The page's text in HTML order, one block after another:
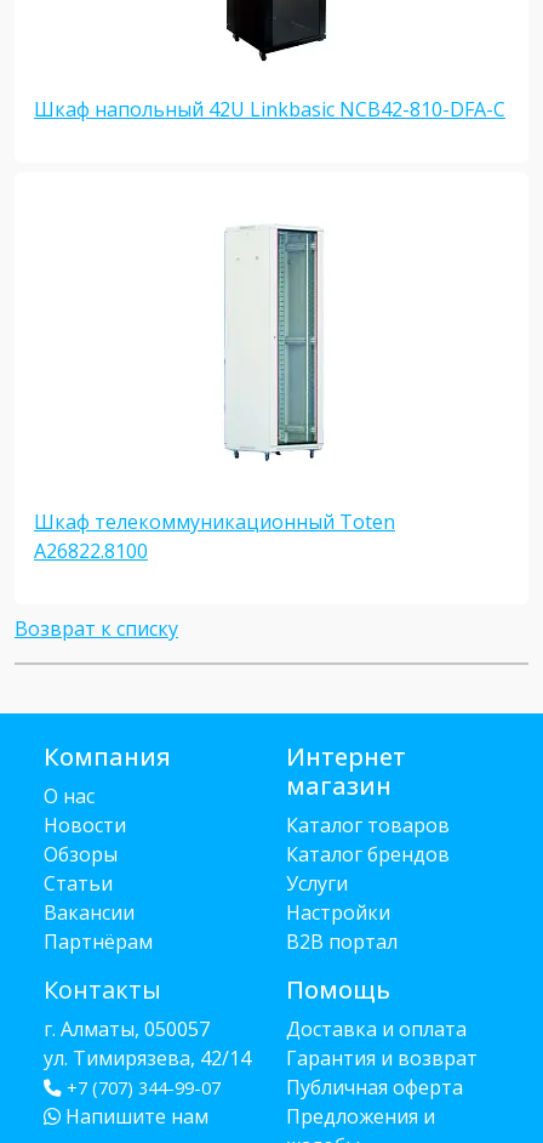
Шкаф напольный 42U Linkbasic NCB42-810-DFA-C
Шкаф телекоммуникационный Toten
A26822.8100
Возврат к списку
Компания
О нас
Новости
Обзоры
Статьи
Вакансии
Партнёрам
Контакты
г. Алматы, 050057
ул. Тимирязева, 42/14
+7 (707) 344-99-07
Напишите нам
Интернет
магазин
Каталог товаров
Каталог брендов
Услуги
Настройки
B2B портал
Помощь
Доставка и оплата
Гарантия и возврат
Публичная оферта
Предложения и